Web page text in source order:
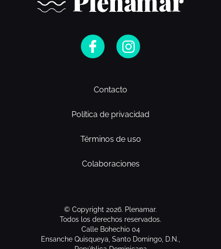
Contacto
Política de privacidad
Términos de uso
Colaboraciones
© Copyright 2026. Plenamar.
Todos los derechos reservados.
Calle Bohechio 04
Ensanche Quisqueya, Santo Domingo, D.N.,